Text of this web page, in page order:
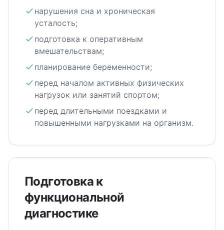
нарушения сна и хроническая
усталость;
подготовка к оперативным
вмешательствам;
планирование беременности;
перед началом активных физических
нагрузок или занятий спортом;
перед длительными поездками и
повышенными нагрузками на организм.
Подготовка к
функциональной
диагностике